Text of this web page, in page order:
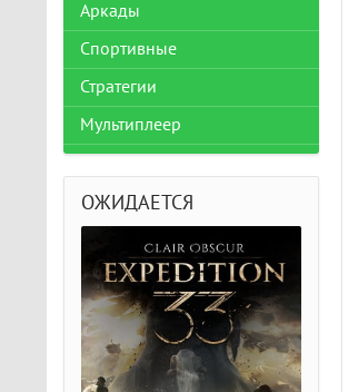
Аркады
Спортивные
Стратегии
Мультиплеер
ОЖИДАЕТСЯ